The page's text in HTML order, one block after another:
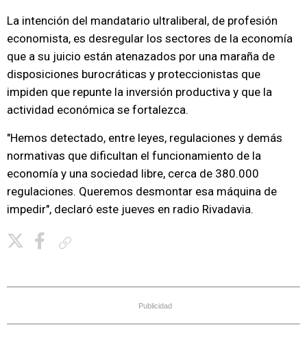
La intención del mandatario ultraliberal, de profesión
economista, es desregular los sectores de la economía
que a su juicio están atenazados por una maraña de
disposiciones burocráticas y proteccionistas que
impiden que repunte la inversión productiva y que la
actividad económica se fortalezca.
"Hemos detectado, entre leyes, regulaciones y demás
normativas que dificultan el funcionamiento de la
economía y una sociedad libre, cerca de 380.000
regulaciones. Queremos desmontar esa máquina de
impedir", declaró este jueves en radio Rivadavia.
Publicidad